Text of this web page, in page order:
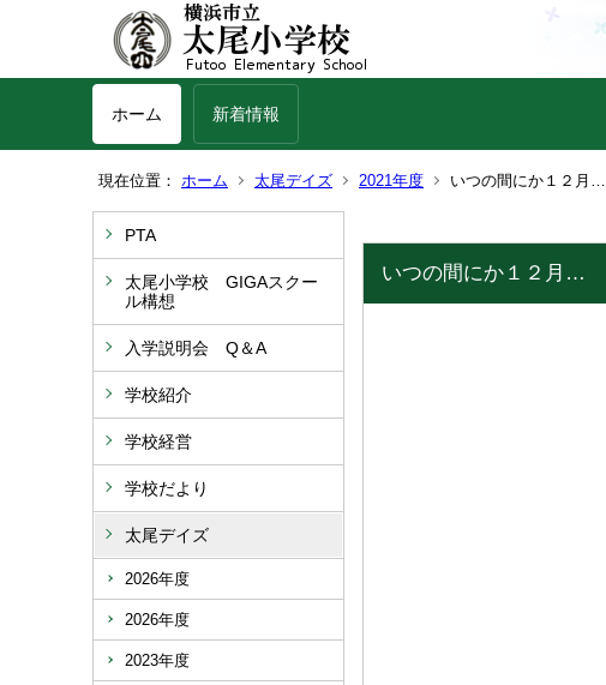
ホーム 新着情報
現在位置： ホーム 太尾デイズ 2021年度 いつの間にか１２月…
PTA
太尾小学校 GIGAスクー
ル構想
入学説明会 Q＆A
学校紹介
学校経営
学校だより
太尾デイズ
2026年度
2026年度
2023年度
いつの間にか１２月…